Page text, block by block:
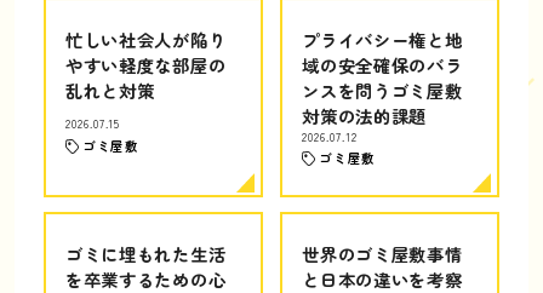
忙しい社会人が陥り
やすい軽度な部屋の
乱れと対策
2026.07.15
ゴミ屋敷
プライバシー権と地
域の安全確保のバラ
ンスを問うゴミ屋敷
対策の法的課題
2026.07.12
ゴミ屋敷
ゴミに埋もれた生活
を卒業するための心
世界のゴミ屋敷事情
と日本の違いを考察